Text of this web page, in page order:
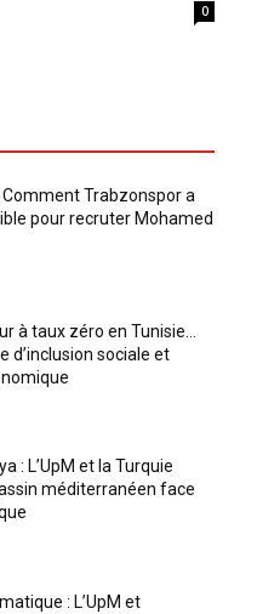
0
Comment Trabzonspor a
pour recruter Mohamed
à taux zéro en Tunisie…
d’inclusion sociale et
: L’UpM et la Turquie
méditerranéen face
: L’UpM et